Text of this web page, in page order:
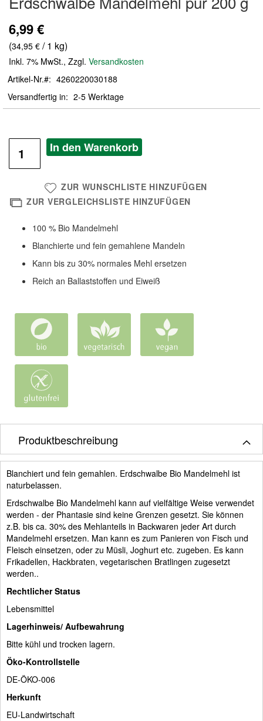
der
Bildergalerie
springen
6,99 €
(34,95 € / 1 kg)
Inkl. 7% MwSt., Zzgl. Versandkosten
Artikel-Nr.
4260220030188
Versandfertig in
2-5 Werktage
In den Warenkorb
ZUR WUNSCHLISTE HINZUFÜGEN
ZUR VERGLEICHSLISTE HINZUFÜGEN
100 % Bio Mandelmehl
Blanchierte und fein gemahlene Mandeln
Kann bis zu 30% normales Mehl ersetzen
Reich an Ballaststoffen und Eiweiß
Produktbeschreibung
Blanchiert und fein gemahlen. Erdschwalbe Bio Mandelmehl ist
naturbelassen.
Erdschwalbe Bio Mandelmehl kann auf vielfältige Weise verwendet
werden - der Phantasie sind keine Grenzen gesetzt. Sie können
z.B. bis ca. 30% des Mehlanteils in Backwaren jeder Art durch
Mandelmehl ersetzen. Man kann es zum Panieren von Fisch und
Fleisch einsetzen, oder zu Müsli, Joghurt etc. zugeben. Es kann
Frikadellen, Hackbraten, vegetarischen Bratlingen zugesetzt
werden..
Rechtlicher Status
Lebensmittel
Lagerhinweis/ Aufbewahrung
Bitte kühl und trocken lagern.
Öko-Kontrollstelle
DE-ÖKO-006
Herkunft
EU-Landwirtschaft